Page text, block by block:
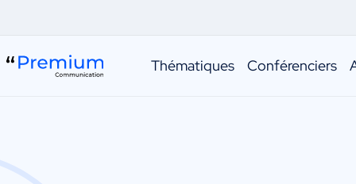
Thématiques Conférenciers